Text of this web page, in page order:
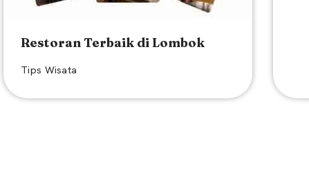
Restoran Terbaik di Lombok
Tips Wisata